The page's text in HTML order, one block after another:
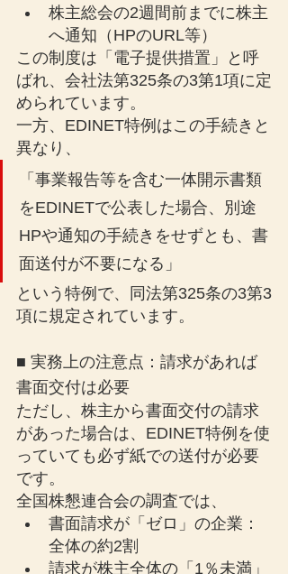
株主総会の2週間前までに株主
へ通知（HPのURL等）
この制度は「電子提供措置」と呼
ばれ、会社法第325条の3第1項に定
められています。
一方、EDINET特例はこの手続きと
異なり、
「事業報告等を含む一体開示書類
をEDINETで公表した場合、別途
HPや通知の手続きをせずとも、書
面送付が不要になる」
という特例で、同法第325条の3第3
項に規定されています。
■ 実務上の注意点：請求があれば
書面交付は必要
ただし、株主から書面交付の請求
があった場合は、EDINET特例を使
っていても必ず紙での送付が必要
です。
全国株懇連合会の調査では、
書面請求が「ゼロ」の企業：
全体の約2割
請求が株主全体の「1％未満」